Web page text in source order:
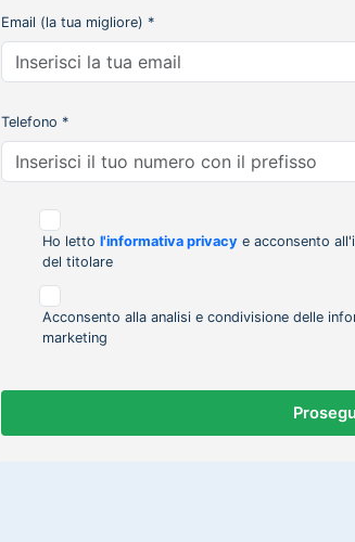
Email (la tua migliore) *
Telefono *
Ho letto l'informativa privacy e acconsento
del titolare
Acconsento alla analisi e condivisione delle
marketing